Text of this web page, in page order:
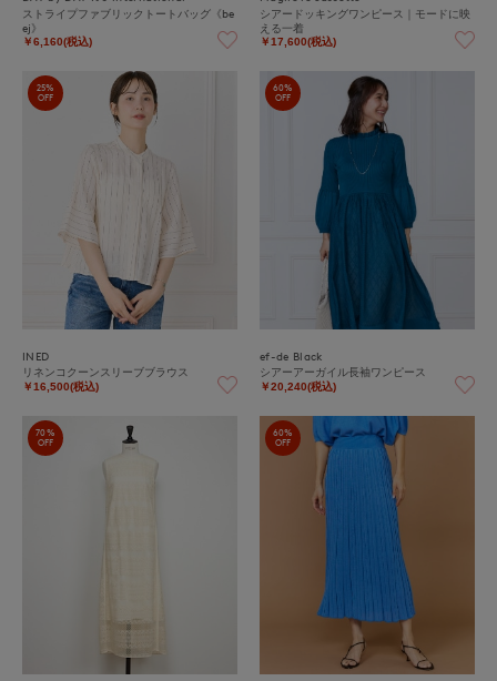
ストライプファブリックトートバッグ《be
ej》
￥6,160(税込)
シアードッキングワンピース｜モードに映
える一着
￥17,600(税込)
25%
OFF
INED
リネンコクーンスリーブブラウス
￥16,500(税込)
60%
OFF
ef-de Black
シアーアーガイル長袖ワンピース
￥20,240(税込)
70%
OFF
60%
OFF